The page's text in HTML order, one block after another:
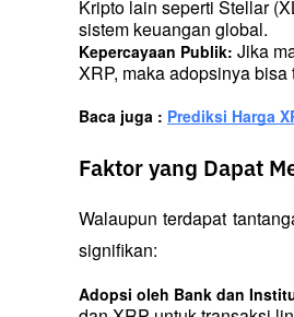
Kripto lain seperti Stellar
sistem keuangan global.
Kepercayaan Publik: Jika
XRP, maka adopsinya bisa
Baca juga : Prediksi Harga
Faktor yang Dapat
Walaupun terdapat
signifikan:
Adopsi oleh Bank dan